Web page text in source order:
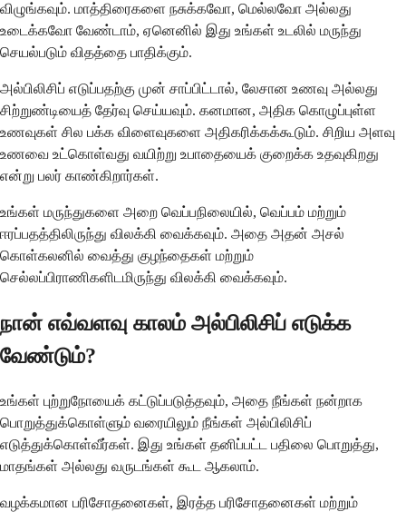
விழுங்கவும். மாத்திரைகளை நசுக்கவோ, மெல்லவோ அல்லது
உடைக்கவோ வேண்டாம், ஏனெனில் இது உங்கள் உடலில் மருந்து
செயல்படும் விதத்தை பாதிக்கும்.
அல்பிலிசிப் எடுப்பதற்கு முன் சாப்பிட்டால், லேசான உணவு அல்லது
சிற்றுண்டியைத் தேர்வு செய்யவும். கனமான, அதிக கொழுப்புள்ள
உணவுகள் சில பக்க விளைவுகளை அதிகரிக்கக்கூடும். சிறிய அளவு
உணவை உட்கொள்வது வயிற்று உபாதையைக் குறைக்க உதவுகிறது
என்று பலர் காண்கிறார்கள்.
உங்கள் மருந்துகளை அறை வெப்பநிலையில், வெப்பம் மற்றும்
ஈரப்பதத்திலிருந்து விலக்கி வைக்கவும். அதை அதன் அசல்
கொள்கலனில் வைத்து குழந்தைகள் மற்றும்
செல்லப்பிராணிகளிடமிருந்து விலக்கி வைக்கவும்.
நான் எவ்வளவு காலம் அல்பிலிசிப் எடுக்க
வேண்டும்?
உங்கள் புற்றுநோயைக் கட்டுப்படுத்தவும், அதை நீங்கள் நன்றாக
பொறுத்துக்கொள்ளும் வரையிலும் நீங்கள் அல்பிலிசிப்
எடுத்துக்கொள்வீர்கள். இது உங்கள் தனிப்பட்ட பதிலை பொறுத்து,
மாதங்கள் அல்லது வருடங்கள் கூட ஆகலாம்.
வழக்கமான பரிசோதனைகள், இரத்த பரிசோதனைகள் மற்றும்